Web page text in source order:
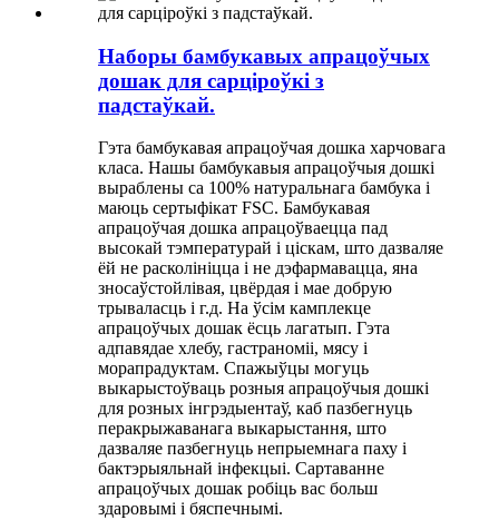
Наборы бамбукавых апрацоўчых
дошак для сарціроўкі з
падстаўкай.
Гэта бамбукавая апрацоўчая дошка харчовага
класа. Нашы бамбукавыя апрацоўчыя дошкі
выраблены са 100% натуральнага бамбука і
маюць сертыфікат FSC. Бамбукавая
апрацоўчая дошка апрацоўваецца пад
высокай тэмпературай і ціскам, што дазваляе
ёй не расколініцца і не дэфармавацца, яна
зносаўстойлівая, цвёрдая і мае добрую
трываласць і г.д. На ўсім камплекце
апрацоўчых дошак ёсць лагатып. Гэта
адпавядае хлебу, гастраноміі, мясу і
морапрадуктам. Спажыўцы могуць
выкарыстоўваць розныя апрацоўчыя дошкі
для розных інгрэдыентаў, каб пазбегнуць
перакрыжаванага выкарыстання, што
дазваляе пазбегнуць непрыемнага паху і
бактэрыяльнай інфекцыі. Сартаванне
апрацоўчых дошак робіць вас больш
здаровымі і бяспечнымі.